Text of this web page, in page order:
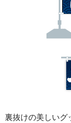
裏抜けの美しいグ